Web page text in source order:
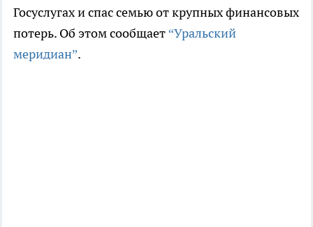
Госуслугах и спас семью от крупных финансовых
потерь. Об этом сообщает “Уральский
меридиан”.